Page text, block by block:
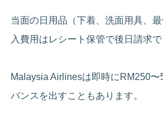
当面の日用品（下着、洗面用具、
入費用はレシート保管で後日請求で
Malaysia Airlinesは即時にRM250
バンスを出すこともあります。